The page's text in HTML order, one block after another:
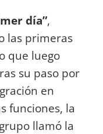
día”,
las primeras
que luego
su paso por
en
funciones, la
llamó la